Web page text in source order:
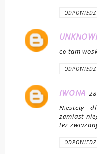
ODPOWIEDZ
co tam
ODPOWIEDZ
IWONA
Niestety
zamiast
tez
ODPOWIEDZ